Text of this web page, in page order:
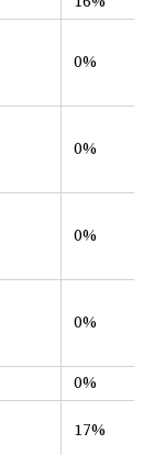
0%
0%
0%
0%
0%
17%